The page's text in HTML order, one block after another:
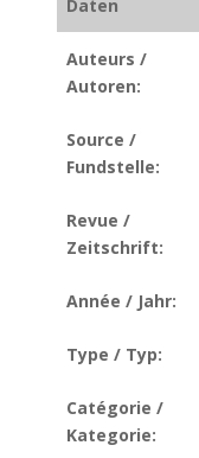
Daten
Auteurs /
Autoren:
Source /
Fundstelle:
Revue /
Zeitschrift:
Année / Jahr:
Type / Typ:
Catégorie /
Kategorie: